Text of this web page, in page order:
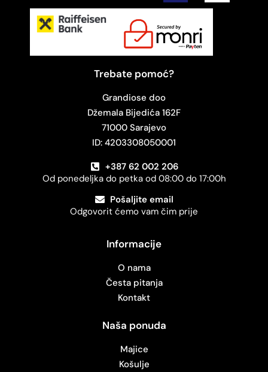
Trebate pomoć?
Grandiose doo
Džemala Bijedića 162F
71000 Sarajevo
ID: 4203308050001
+387 62 002 206
Od ponedeljka do petka od 08:00 do 17:00h
Pošaljite email
Odgovorit ćemo vam čim prije
Informacije
O nama
Česta pitanja
Kontakt
Naša ponuda
Majice
Košulje